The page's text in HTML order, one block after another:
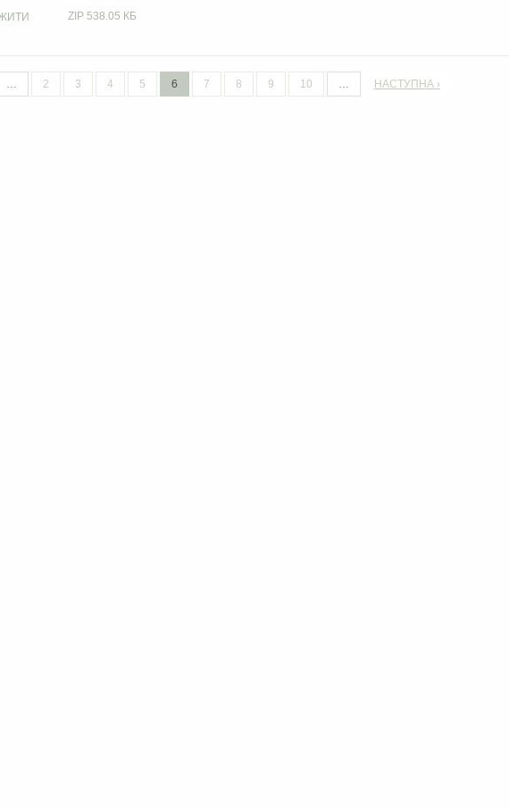
ZIP 538.05 КБ
… 2 3 4 5 6 7 8 9 10 … НАСТУПНА ›